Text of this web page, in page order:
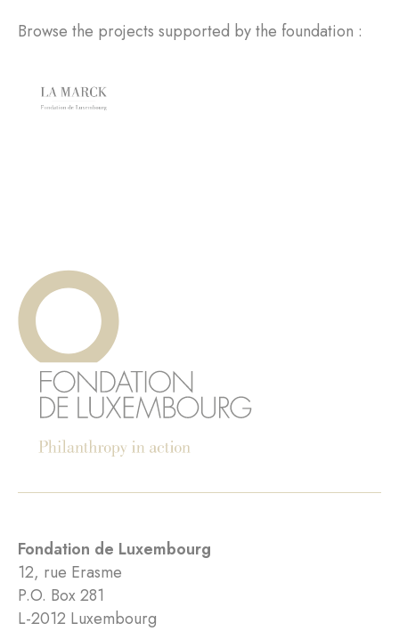
Browse the projects supported by the foundation :
Fondation de Luxembourg
12, rue Erasme
P.O. Box 281
L-2012 Luxembourg